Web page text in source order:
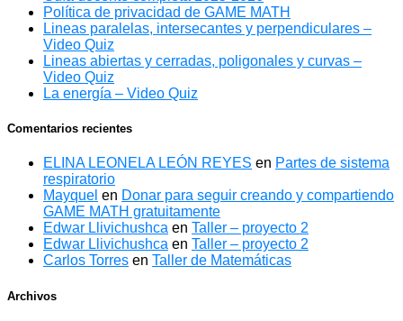
Política de privacidad de GAME MATH
Lineas paralelas, intersecantes y perpendiculares –
Video Quiz
Lineas abiertas y cerradas, poligonales y curvas –
Video Quiz
La energía – Video Quiz
Comentarios recientes
ELINA LEONELA LEÓN REYES en Partes de sistema
respiratorio
Mayquel en Donar para seguir creando y compartiendo
GAME MATH gratuitamente
Edwar Llivichushca en Taller – proyecto 2
Edwar Llivichushca en Taller – proyecto 2
Carlos Torres en Taller de Matemáticas
Archivos